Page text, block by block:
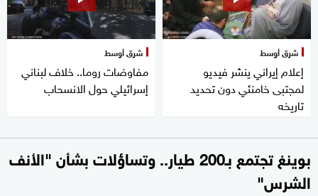
شرق أوسط
إعلام إيراني ينشر فيديو
لمجتبى خامنئي دون تحديد
تاريخه
شرق أوسط
مفاوضات روما.. خلاف لبناني
إسرائيلي حول الانسحاب
بوينغ تجتمع بـ200 طيار.. وتساؤلات بشأن "الأنف
الشرس"